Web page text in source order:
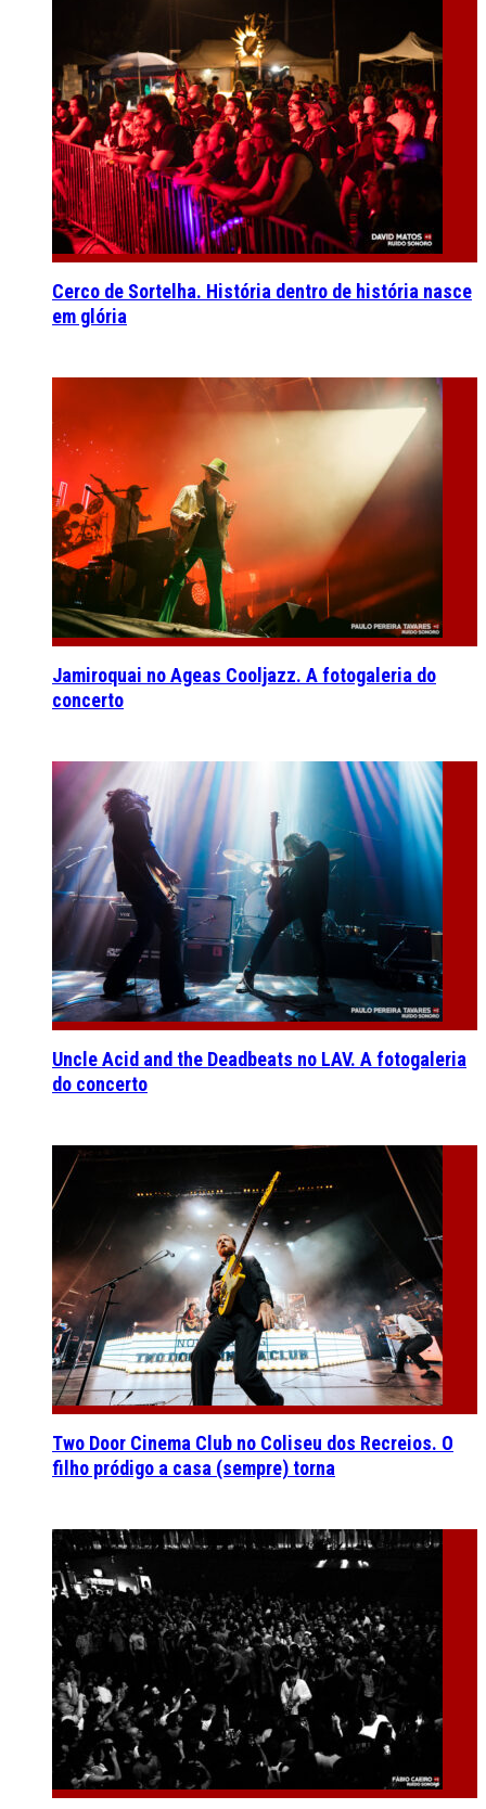
Cerco de Sortelha. História dentro de história nasce
em glória
Jamiroquai no Ageas Cooljazz. A fotogaleria do
concerto
Uncle Acid and the Deadbeats no LAV. A fotogaleria
do concerto
Two Door Cinema Club no Coliseu dos Recreios. O
filho pródigo a casa (sempre) torna